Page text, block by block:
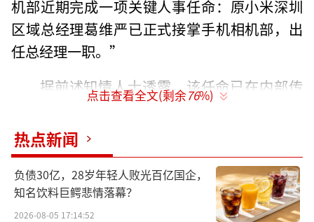
机部近期完成一项关键人事任命：原小米深圳
区域总经理葛维严已正式接掌手机相机部，出
任总经理一职。”
据前述知情人士透露，该任命已在内部传
达，属于正常轮岗调整，葛维严后续将向手机
部副总裁、硬件工程部总经理许春利汇报——后
者长期坐镇终端硬件研发，曾主导小米MIX Fol
d 2的机构设计及小米12S Ultra的影像能力跃
升，是小米硬件体系的核心人物。
点击查看全文(剩余76%)
热点新闻
负债30亿，28岁年轻人败光百亿国企，
知名饮料巨鳄悲情落幕？
2026-08-05 17:14:52